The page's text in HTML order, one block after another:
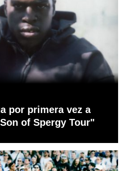
por primera vez a
of Spergy Tour"